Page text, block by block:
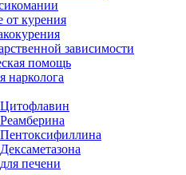
от курения
зависимости
помощь
нарколога
печени